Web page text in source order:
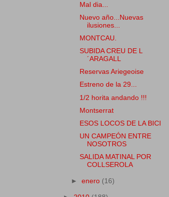
Mal dia...
Nuevo año...Nuevas
ilusiones...
MONTCAU.
SUBIDA CREU DE L
´ARAGALL
Reservas Ariegeoise
Estreno de la 29...
1/2 horita andando !!!
Montserrat
ESOS LOCOS DE LA BICI
UN CAMPEÓN ENTRE
NOSOTROS
SALIDA MATINAL POR
COLLSEROLA
►enero (16)